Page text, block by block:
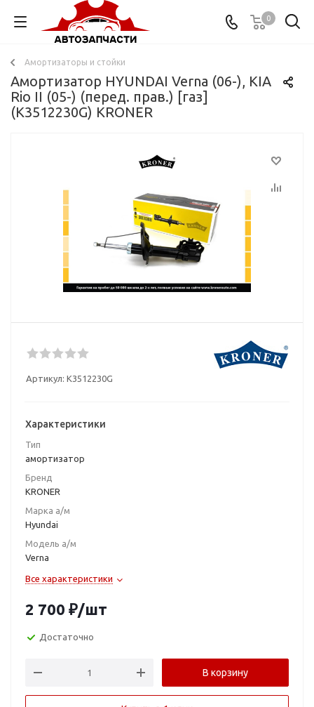
0
Амортизаторы и стойки
Амортизатор HYUNDAI Verna (06-), KIA
Rio II (05-) (перед. прав.) [газ]
(K3512230G) KRONER
Артикул: K3512230G
Характеристики
Тип
амортизатор
Бренд
KRONER
Марка а/м
Hyundai
Модель а/м
Verna
Все характеристики
2 700 ₽/шт
Достаточно
В корзину